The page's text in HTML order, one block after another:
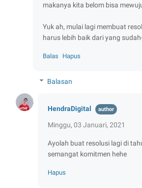
makanya kita belom bisa
Yuk ah, mulai lagi membuat
harus lebih baik dari yang
Balas Hapus
Balasan
HendraDigital
Minggu, 03 Januari, 2021
Ayolah buat resolusi lagi di
semangat komitmen hehe
Hapus